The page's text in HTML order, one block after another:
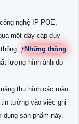
nghệ IP POE,
một dây cáp duy
ƒ Những thông
lượng hình ảnh do
thu hình các màu
tưởng vào việc ghi
sản phẩm này.